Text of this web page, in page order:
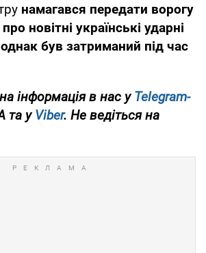
намагався передати ворогу
новітні українські ударні
був затриманий під час
інформація в нас уTelegram-
та уViber. Не ведіться на